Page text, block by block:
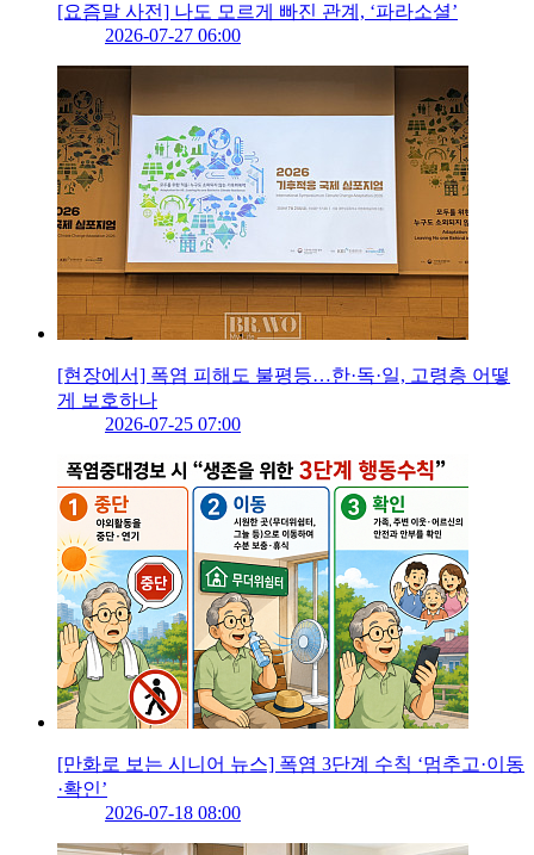
[요즘말 사전] 나도 모르게 빠진 관계, ‘파라소셜’
2026-07-27 06:00
[현장에서] 폭염 피해도 불평등…한·독·일, 고령층 어떻
게 보호하나
2026-07-25 07:00
[만화로 보는 시니어 뉴스] 폭염 3단계 수칙 ‘멈추고·이동
·확인’
2026-07-18 08:00